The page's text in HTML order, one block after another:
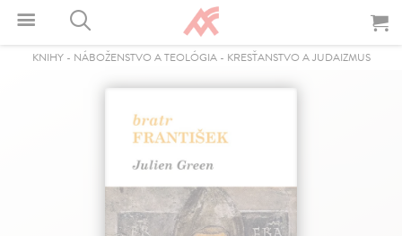
KNIHY- NÁBOŽENSTVO A TEOLÓGIA- KRESŤANSTVO A JUDAIZMUS